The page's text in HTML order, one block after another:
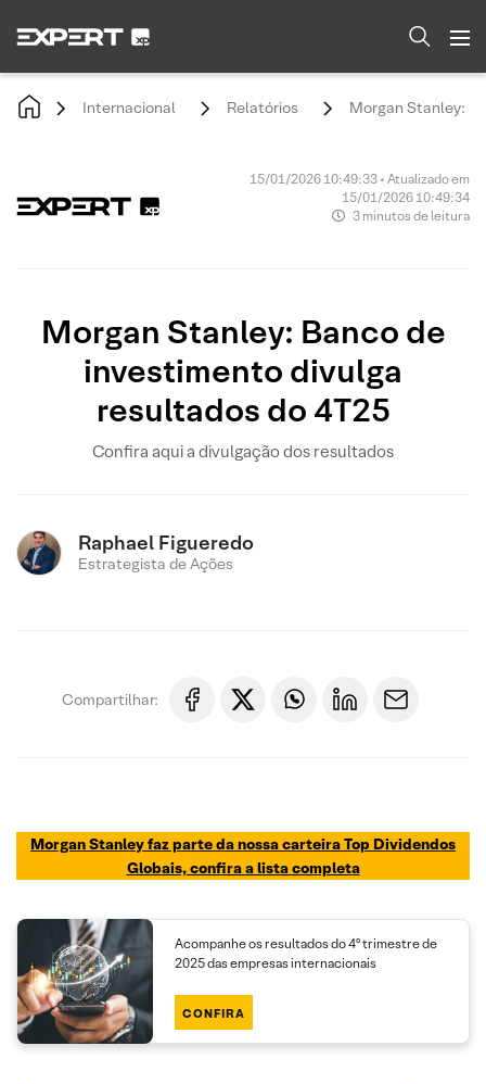
Internacional Relatórios Morgan Stanley:
15/01/2026 10:49:33 • Atualizado em
15/01/2026 10:49:34
3 minutos de leitura
Morgan Stanley: Banco de
investimento divulga
resultados do 4T25
Confira aqui a divulgação dos resultados
Raphael Figueredo
Estrategista de Ações
Compartilhar:
Morgan Stanley faz parte da nossa carteira Top Dividendos
Globais, confira a lista completa
Acompanhe os resultados do 4º trimestre de
2025 das empresas internacionais
CONFIRA